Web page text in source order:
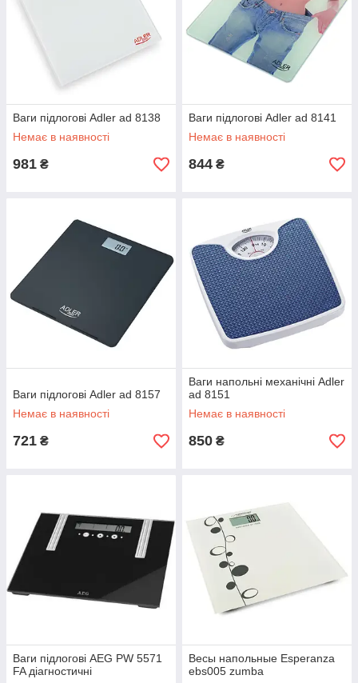
Ваги підлогові Adler ad 8138
Немає в наявності
981 ₴
Ваги підлогові Adler ad 8141
Немає в наявності
844 ₴
Ваги підлогові Adler ad 8157
Немає в наявності
721 ₴
Ваги напольні механічні Adler
ad 8151
Немає в наявності
850 ₴
Ваги підлогові AEG PW 5571
FA діагностичні
Весы напольные Esperanza
ebs005 zumba